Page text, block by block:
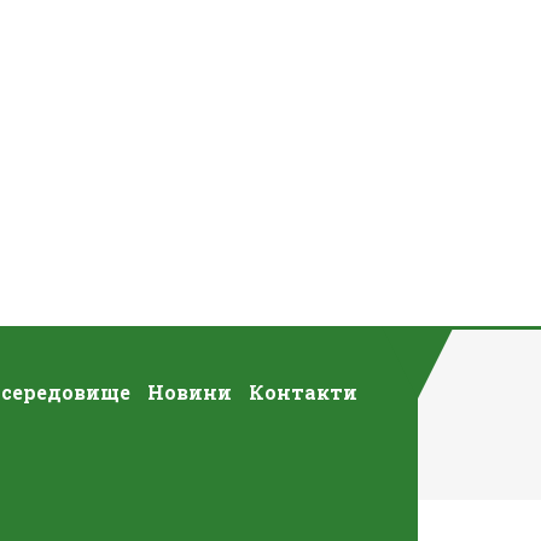
Новини Контакти